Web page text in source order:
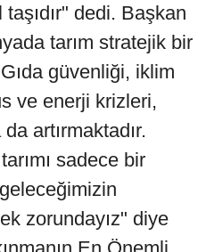
dedi. Başkan
tarım stratejik bir
güvenliği, iklim
ve enerji krizleri,
artırmaktadır.
sadece bir
zorundayız" diye